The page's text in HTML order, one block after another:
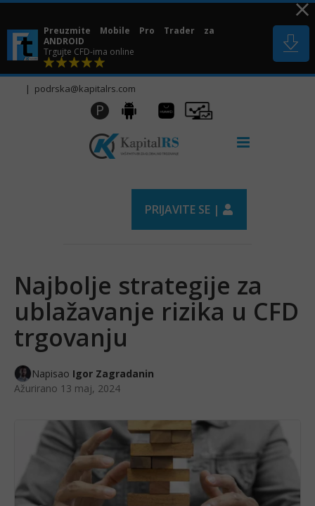
Skip
content Preuzmite Mobile Pro Trader za
ANDROID
Trgujte CFD-ima online
| podrska@kapitalrs.com
P Android
Huawei
AppGallery
Pro
Trader
PRIJAVITE SE |
Najbolje strategije za
ublažavanje rizika u CFD
trgovanju
Napisao Igor Zagradanin
Ažurirano 13 maj, 2024